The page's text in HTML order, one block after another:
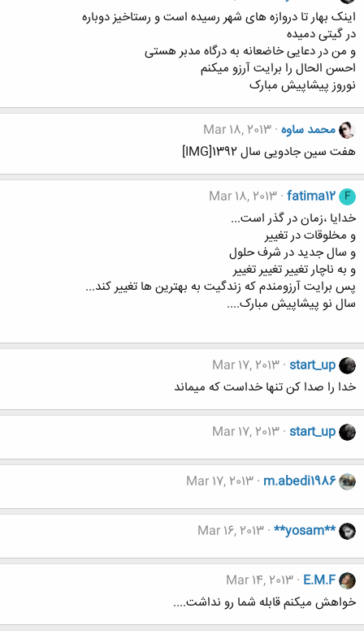
اینک بهار تا دروازه های شهر رسیده است و رستاخیز دوباره
در گیتی دمیده
و من در دعایی خاضعانه به درگاه مدبر هستی
احسن الحال را برایت آرزو میکنم
نوروز پیشاپیش مبارک
محمد ساوه Mar 18, 2013
هفت سین جادویی سال 1392[IMG]
F
fatima12
Mar 18, 2013
خدایا ،زمان در گذر است...
و مخلوقات در تغییر
و سال جدید در شرف حلول
و به ناچار تغییر تغییر تغییر
پس برایت آرزومندم که زندگیت به بهترین ها تغییر کند...
سال نو پیشاپیش مبارک....
start_up
Mar 17, 2013
خدا را صدا کن تنها خداست که میماند
start_up
Mar 17, 2013
m.abedi1986
Mar 17, 2013
**yosam**
Mar 16, 2013
E.M.F
Mar 14, 2013
خواهش میکنم قابله شما رو نداشت....